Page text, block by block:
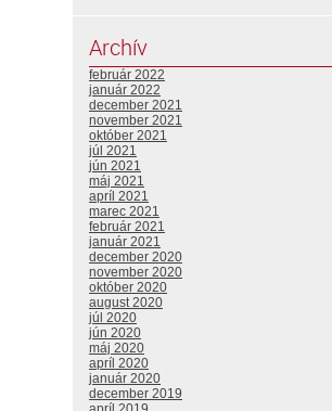
Archív
február 2022
január 2022
december 2021
november 2021
október 2021
júl 2021
jún 2021
máj 2021
apríl 2021
marec 2021
február 2021
január 2021
december 2020
november 2020
október 2020
august 2020
júl 2020
jún 2020
máj 2020
apríl 2020
január 2020
december 2019